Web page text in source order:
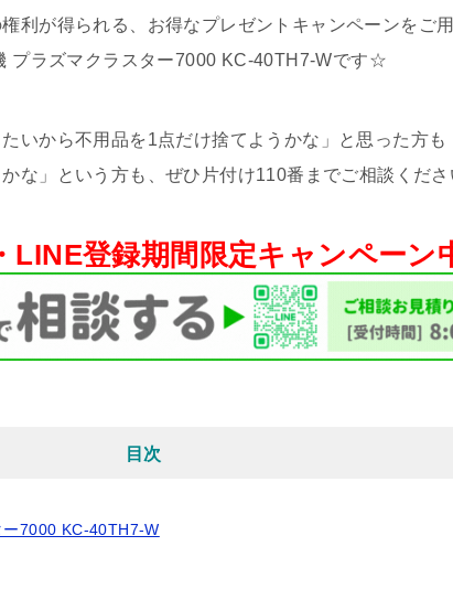
利が得られる、お得なプレゼントキャンペーンをご
プラズマクラスター7000 KC-40TH7-Wです☆
いから不用品を1点だけ捨てようかな」と思った方も
な」という方も、ぜひ片付け110番までご相談くださ
LINE登録期間限定キャンペーン
目次
ー7000 KC-40TH7-W